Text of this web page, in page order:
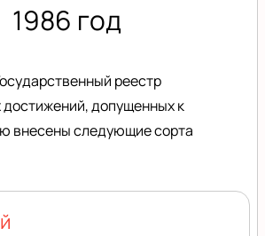
1986 год
реестр
допущенных к
внесены следующие сорта